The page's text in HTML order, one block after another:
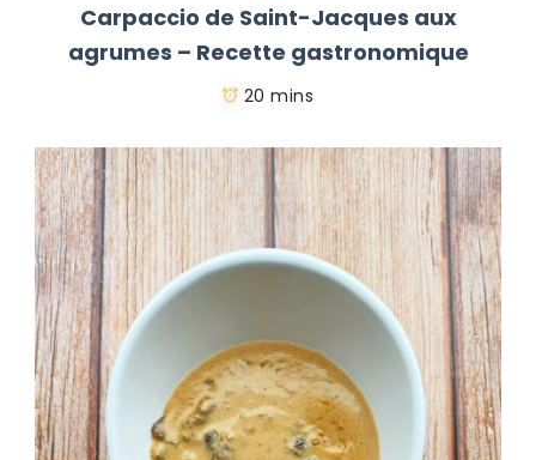
Carpaccio de Saint-Jacques aux
agrumes – Recette gastronomique
20 mins